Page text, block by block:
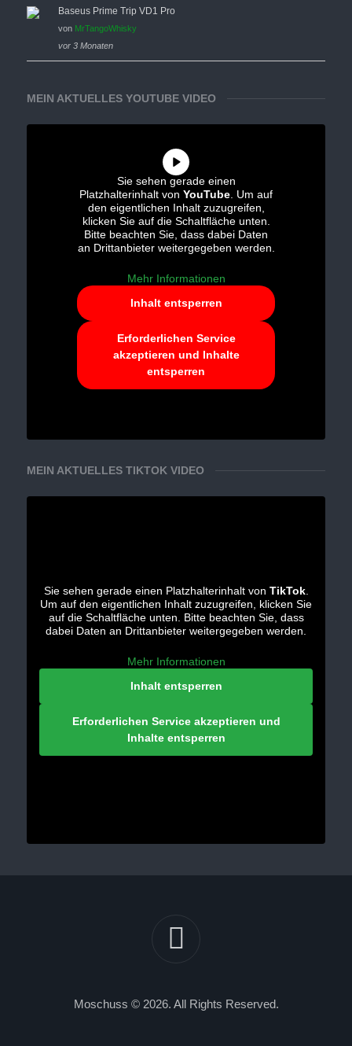
Baseus Prime Trip VD1 Pro
von MrTangoWhisky
vor 3 Monaten
MEIN AKTUELLES YOUTUBE VIDEO
Sie sehen gerade einen
Platzhalterinhalt von YouTube. Um auf
den eigentlichen Inhalt zuzugreifen,
klicken Sie auf die Schaltfläche unten.
Bitte beachten Sie, dass dabei Daten
an Drittanbieter weitergegeben werden.
Mehr Informationen
Inhalt entsperren
Erforderlichen Service
akzeptieren und Inhalte
entsperren
MEIN AKTUELLES TIKTOK VIDEO
Sie sehen gerade einen Platzhalterinhalt von TikTok.
Um auf den eigentlichen Inhalt zuzugreifen, klicken Sie
auf die Schaltfläche unten. Bitte beachten Sie, dass
dabei Daten an Drittanbieter weitergegeben werden.
Mehr Informationen
Inhalt entsperren
Erforderlichen Service akzeptieren und
Inhalte entsperren
Moschuss © 2026. All Rights Reserved.